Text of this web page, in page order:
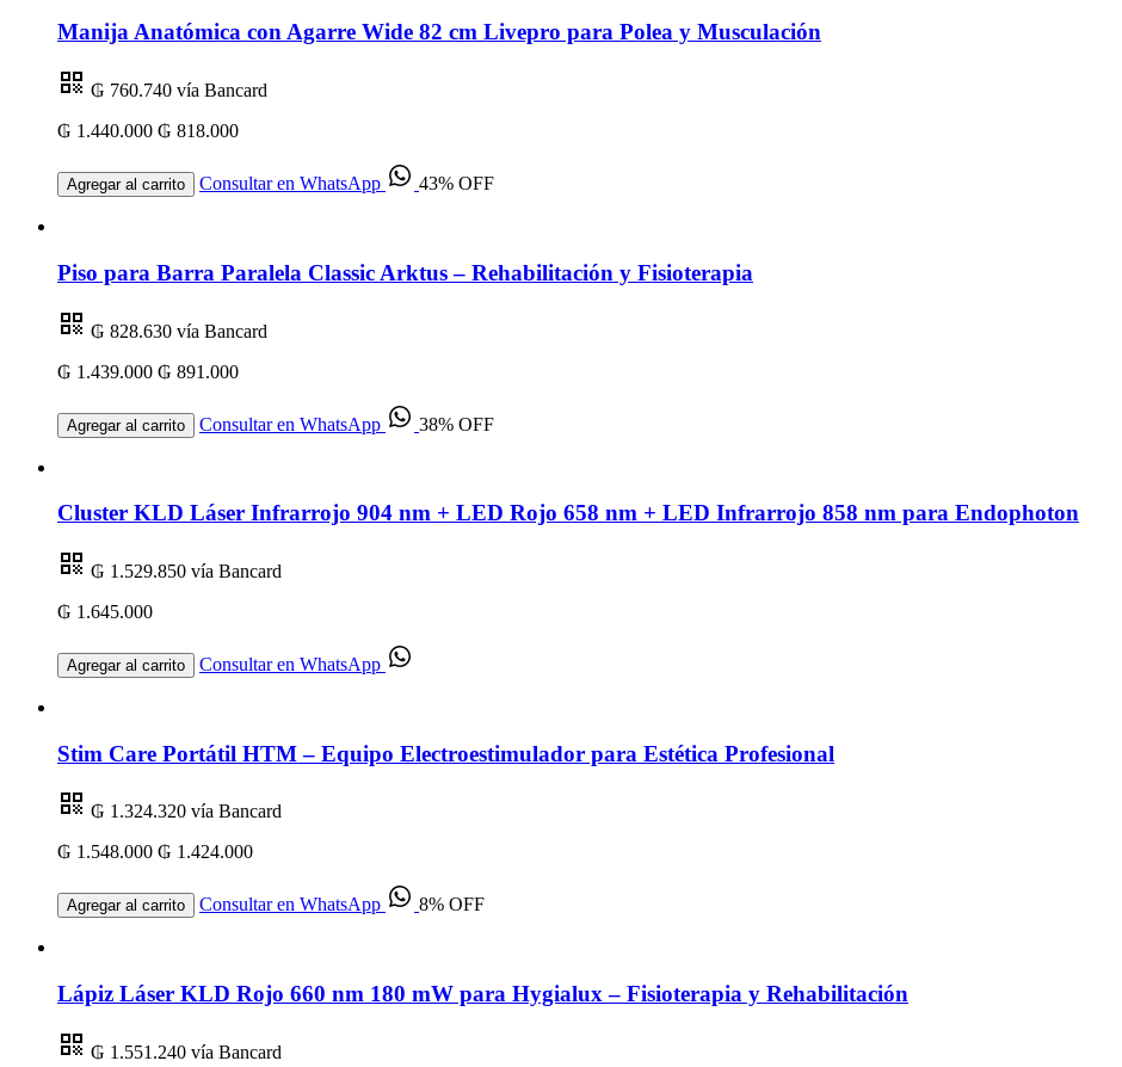
Manija Anatómica con Agarre Wide 82 cm Livepro para Polea y Musculación
₲ 760.740 vía Bancard
₲ 1.440.000 ₲ 818.000
Agregar al carrito Consultar en WhatsApp 43% OFF
Piso para Barra Paralela Classic Arktus – Rehabilitación y Fisioterapia
₲ 828.630 vía Bancard
₲ 1.439.000 ₲ 891.000
Agregar al carrito Consultar en WhatsApp 38% OFF
Cluster KLD Láser Infrarrojo 904 nm + LED Rojo 658 nm + LED Infrarrojo 858 nm para Endophoton
₲ 1.529.850 vía Bancard
₲ 1.645.000
Agregar al carrito Consultar en WhatsApp
Stim Care Portátil HTM – Equipo Electroestimulador para Estética Profesional
₲ 1.324.320 vía Bancard
₲ 1.548.000 ₲ 1.424.000
Agregar al carrito Consultar en WhatsApp 8% OFF
Lápiz Láser KLD Rojo 660 nm 180 mW para Hygialux – Fisioterapia y Rehabilitación
₲ 1.551.240 vía Bancard